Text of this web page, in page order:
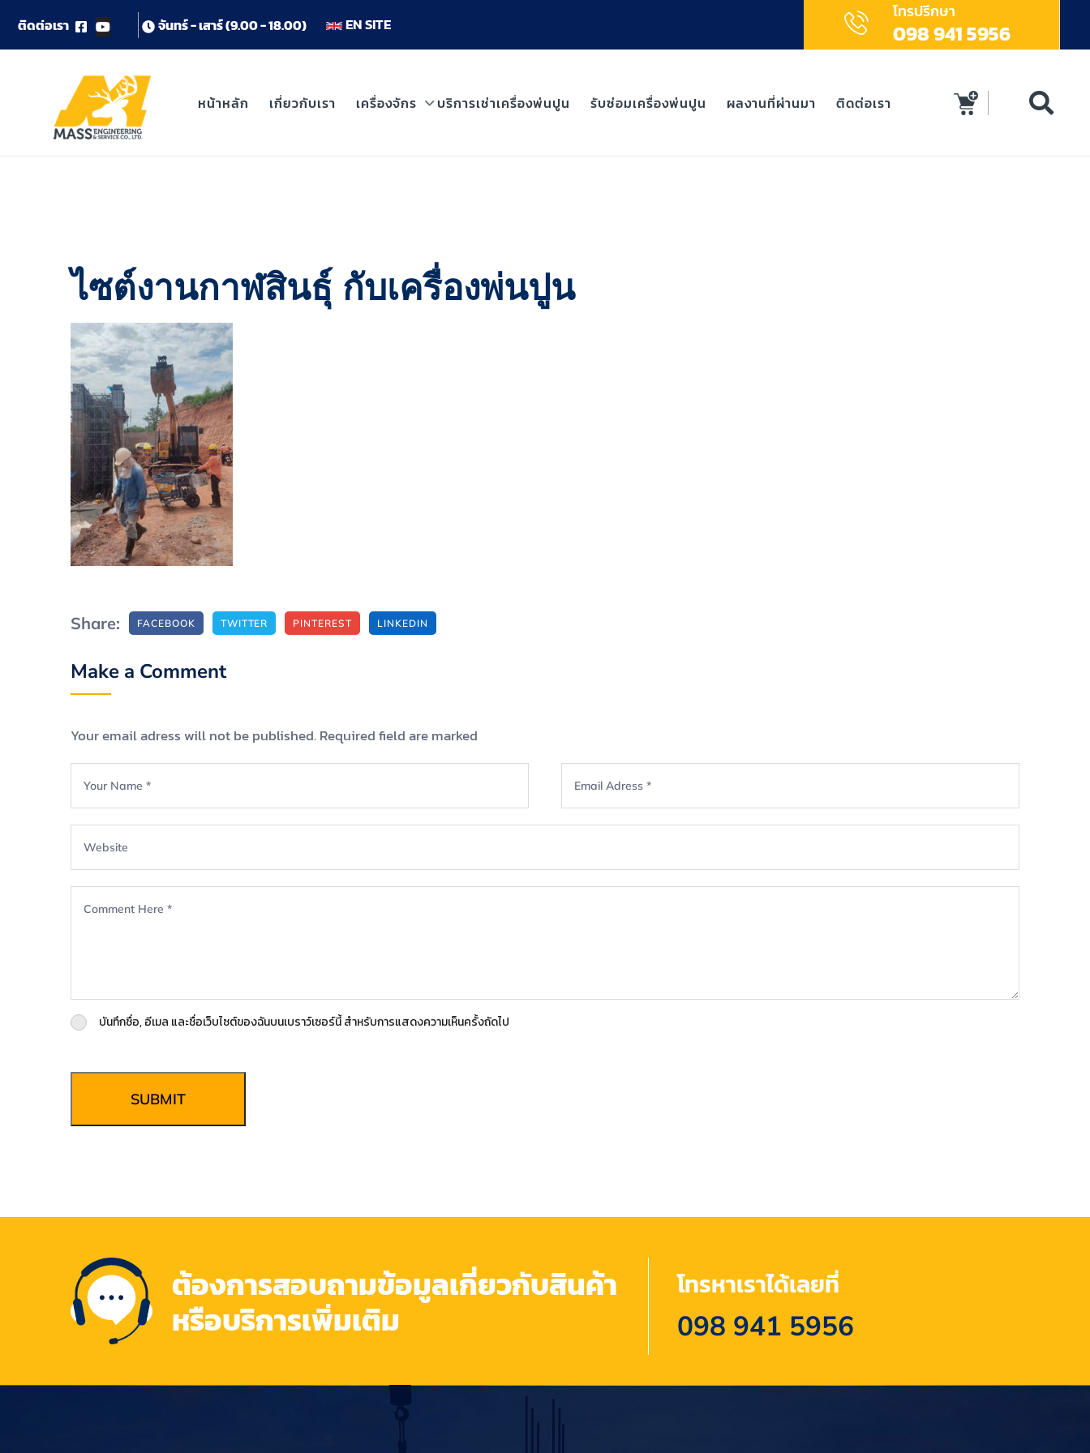
ตดตอเรา จนทร-เสาร(9.00-18.00) EN SITE
โทรปรึกษา
098 941 5956
หน้าหลัก เกี่ยวกับเรา เครื่องจักร บริการเช่าเครื่องพ่นปูน รับซ่อมเครื่องพ่นปูน ผลงานที่ผ่านมา ติดต่อเรา
ไซต์งานกาฬสินธุ์ กับเครื่องพ่นปูน
Share: FACEBOOK TWITTER PINTEREST LINKEDIN
Make a Comment
Your email adress will not be published. Required field are marked
บันทึกชื่อ, อีเมล และชื่อเว็บไซต์ของฉันบนเบราว์เซอร์นี้ สำหรับการแสดงความเห็นครั้งถัดไป
SUBMIT
ต้องการสอบถามข้อมูลเกี่ยวกับสินค้า
หรือบริการเพิ่มเติม
โทรหาเราได้เลยที่
098 941 5956